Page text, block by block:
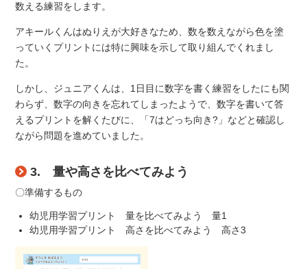
数える練習をします。
アキールくんはぬりえが大好きなため、数を数えながら色を塗
っていくプリントには特に興味を示して取り組んでくれまし
た。
しかし、ジュニアくんは、1日目に数字を書く練習をしたにも関
わらず、数字の向きを忘れてしまったようで、数字を書いて答
えるプリントを解くたびに、「7はどっち向き?」などと確認し
ながら問題を進めていました。
3. 量や高さを比べてみよう
〇準備するもの
幼児用学習プリント 量を比べてみよう 量1
幼児用学習プリント 高さを比べてみよう 高さ3